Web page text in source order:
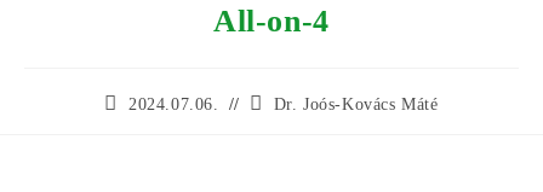
All-on-4
2024.07.06. Dr. Joós-Kovács Máté